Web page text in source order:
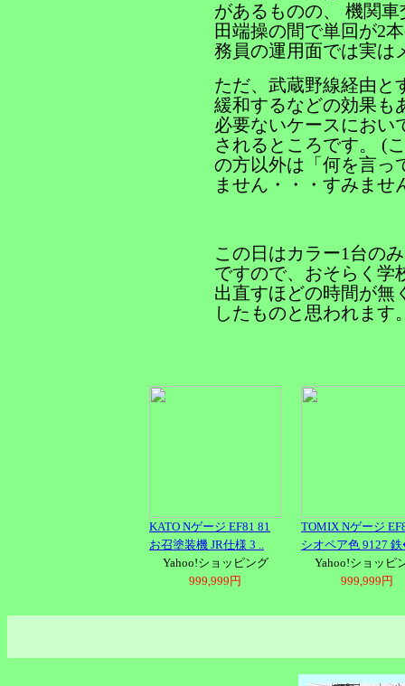
があるものの、 機関
田端操の間で単回が2
務員の運用面では実は
ただ、武蔵野線経由と
緩和するなどの効果も
必要ないケースにおい
されるところです。 (
の方以外は「何を言っ
ません・・・すみませ
この日はカラー1台の
ですので、おそらく学
出直すほどの時間が無
したものと思われます
KATO Nゲージ EF81 81
お召塗装機 JR仕様 3 ..
Yahoo!ショッピング
999,999円
TOMIX Nゲージ
シオペア色 9127
Yahoo!ショッピ
999,999円